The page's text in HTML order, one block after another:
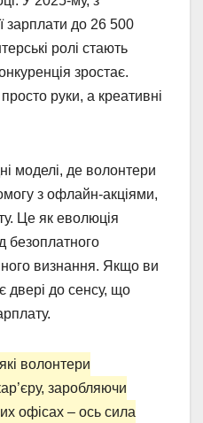
зарплати до 26 500
ролі стають
зростає.
руки, а креативні
моделі, де волонтери
з офлайн-акціями,
Це як еволюція
безоплатного
визнання. Якщо ви
двері до сенсу, що
волонтери
заробляючи
офісах – ось сила